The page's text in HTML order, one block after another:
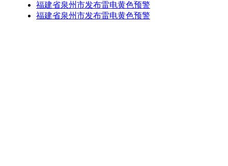
福建省泉州市发布雷电黄色预警
福建省泉州市发布雷电黄色预警